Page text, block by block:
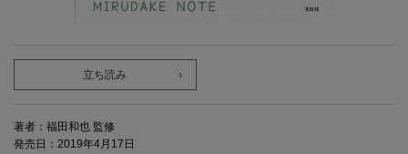
立ち読み
著者：福田和也 監修
発売日：2019年4月17日